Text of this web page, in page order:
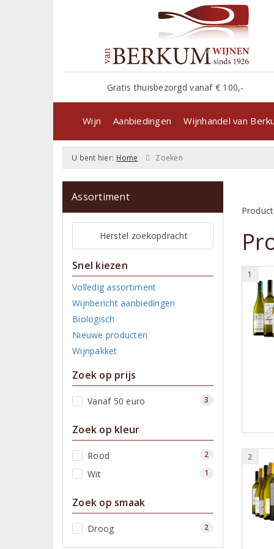
Gratis thuisbezorgd vanaf € 100,-
Wijn Aanbiedingen Wijnhandel van
U bent hier: Home Zoeken
Assortiment
Herstel zoekopdracht
Snel kiezen
Volledig assortiment
Wijnbericht aanbiedingen
Biologisch
Nieuwe producten
Wijnpakket
Zoek op prijs
Vanaf 50 euro 3
Zoek op kleur
Rood 2
Wit 1
Zoek op smaak
Droog 2
1
2